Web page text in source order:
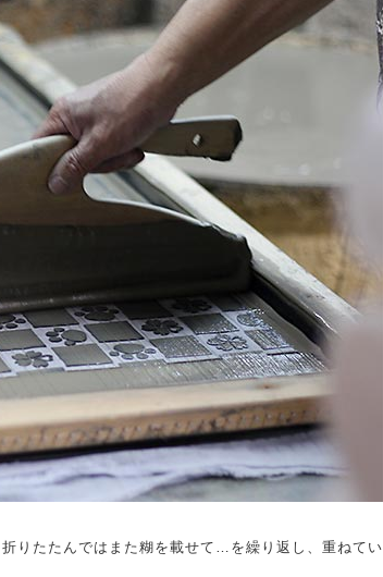
りたたんではまた糊を載せて…を繰り返し、重ねてい